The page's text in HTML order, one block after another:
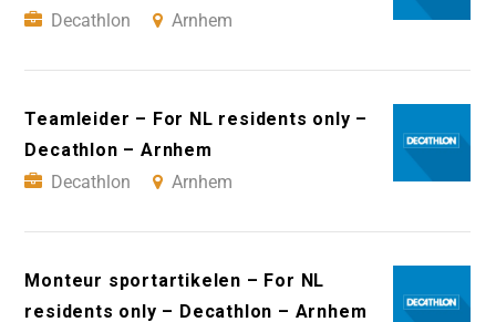
Decathlon
Arnhem
Teamleider – For NL residents only –
Decathlon – Arnhem
Decathlon
Arnhem
Monteur sportartikelen – For NL
residents only – Decathlon – Arnhem